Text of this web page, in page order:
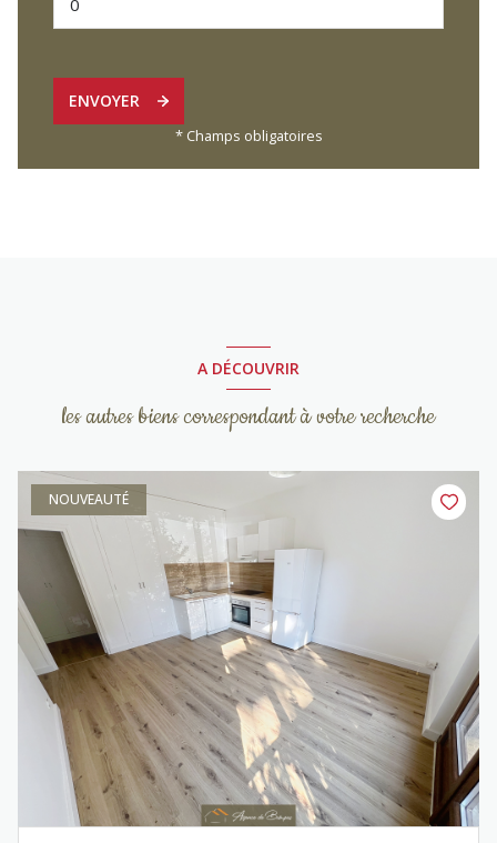
ENVOYER
* Champs obligatoires
A DÉCOUVRIR
les autres biens correspondant à votre recherche
NOUVEAUTÉ